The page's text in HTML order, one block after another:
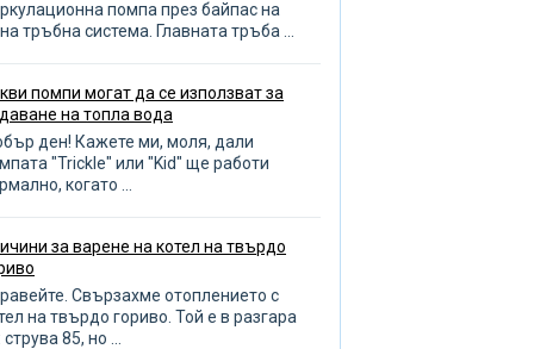
за помпа
кръгове
на отоплителен котел
на градината
кърпа
за избор на тръби
на тръби
с тръбопровода
помпа през байпас на
тръбна система. Главната тръба ...
помпи могат да се използват за
на топла вода
ден! Кажете ми, моля, дали
"Trickle" или "Kid" ще работи
когато ...
за варене на котел на твърдо
Свързахме отоплението с
на твърдо гориво. Той е в разгара
струва 85, но ...